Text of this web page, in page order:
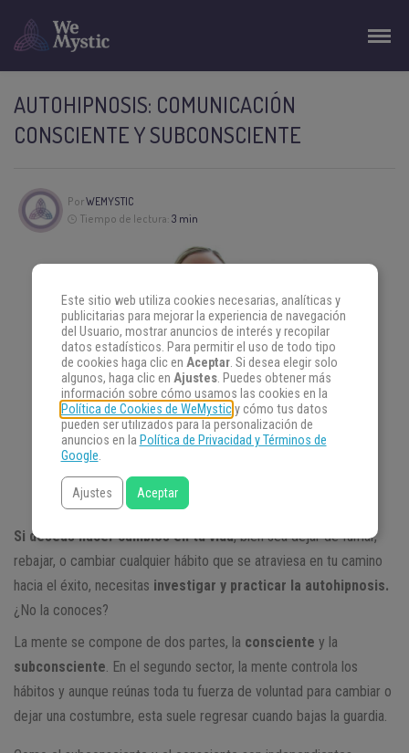
AUTOHIPNOSIS: COMUNICACIÓN
CONSCIENTE Y SUBCONSCIENTE
PorWEMYSTIC
Tiempo de lectura: 3 min
Si deseas hacer cambios en tu vida, bien sea dejar de fumar,
rebajar, o cambiar cualquier hábito que se atraviesa en tu camino
hacia el éxito, necesitas investigar y practicar la autohipnosis.
¿No la conoces?
La mente se compone de dos partes, la consciente y la
subconsciente . En el segundo sector, la mente controla los
hábitos y aunque reúnas toda tu fuerza de voluntad para cambiar o
dejar una costumbre, esta suele regresar cuando bajas la guardia.
Este sitio web utiliza cookies necesarias, analíticas y
publicitarias para mejorar la experiencia de navegación
del Usuario, mostrar anuncios de interés y recopilar
datos estadísticos. Para permitir el uso de todo tipo
de cookies haga clic en Aceptar. Si desea elegir solo
algunos, haga clic en Ajustes. Puedes obtener más
información sobre cómo usamos las cookies en la
Política de Cookies de WeMysticy cómo tus datos
pueden ser utilizados para la personalización de
anuncios en la Política de Privacidad y Términos de
Google.
Ajustes Aceptar